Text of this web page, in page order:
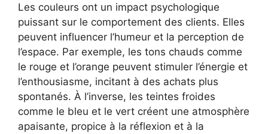
Les couleurs ont un impact psychologique
puissant sur le comportement des clients. Elles
peuvent influencer l’humeur et la perception de
l’espace. Par exemple, les tons chauds comme
le rouge et l’orange peuvent stimuler l’énergie et
l’enthousiasme, incitant à des achats plus
spontanés. À l’inverse, les teintes froides
comme le bleu et le vert créent une atmosphère
apaisante, propice à la réflexion et à la